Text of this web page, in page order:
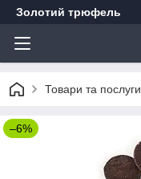
Золотий трюфель
Товари та послуги
–6%